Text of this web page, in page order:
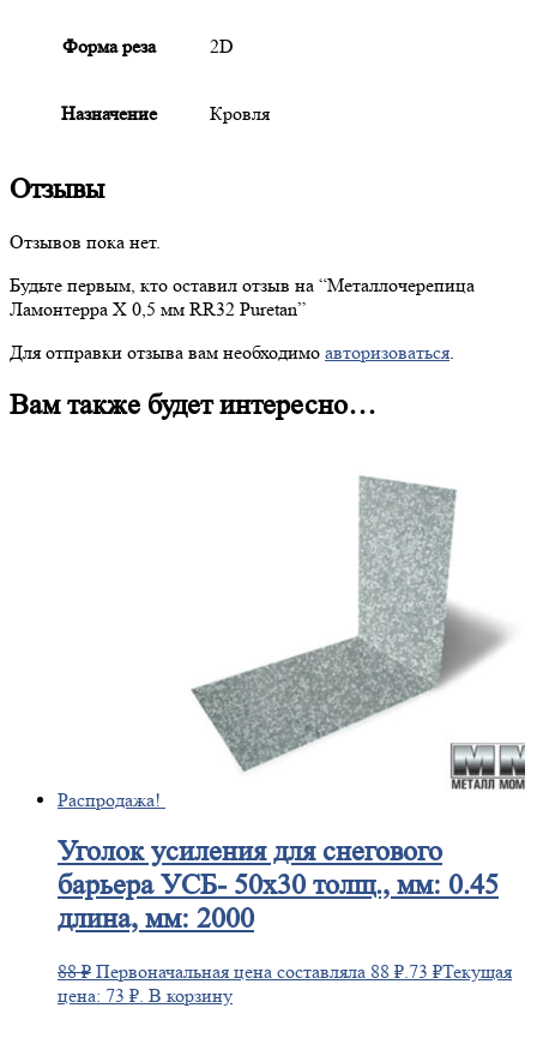
Форма реза 2D
Назначение Кровля
Отзывы
Отзывов пока нет.
Будьте первым, кто оставил отзыв на “Металлочерепица
Ламонтерра X 0,5 мм RR32 Puretan”
Для отправки отзыва вам необходимо авторизоваться
Вам также будет интересно…
Распродажа!
Уголокусиления для снегового
барьера УСБ- 50х30 толщ., мм: 0.45
длина, мм: 2000
88₽ Первоначальная цена составляла 88 ₽.73 ₽Текущая
цена: 73 ₽. В корзину